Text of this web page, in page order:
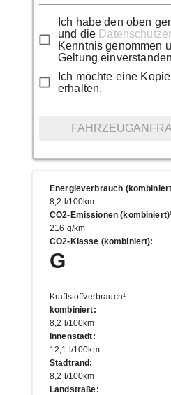
Ich habe den oben
und die
Kenntnis genommen
Geltung
Ich möchte eine
erhalten.
Energieverbrauch
8,2 l/100km
CO2-Emissionen
216 g/km
CO2-Klasse (kombiniert):
G
Kraftstoffverbrauch¹:
kombiniert:
8,2 l/100km
Innenstadt:
12,1 l/100km
Stadtrand:
8,2 l/100km
Landstraße: